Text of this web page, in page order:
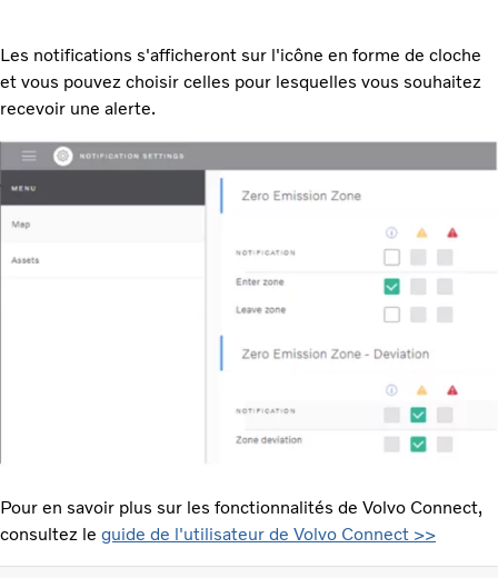
Les notifications s'afficheront sur l'icône en forme de cloche
et vous pouvez choisir celles pour lesquelles vous souhaitez
recevoir une alerte.
Pour en savoir plus sur les fonctionnalités de Volvo Connect,
consultez le guide de l'utilisateur de Volvo Connect >>